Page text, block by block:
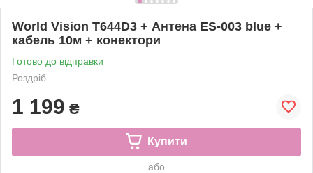
World Vision T644D3 + Антена ES-003 blue +
кабель 10м + конектори
Готово до відправки
Роздріб
1 199 ₴
Купити
або